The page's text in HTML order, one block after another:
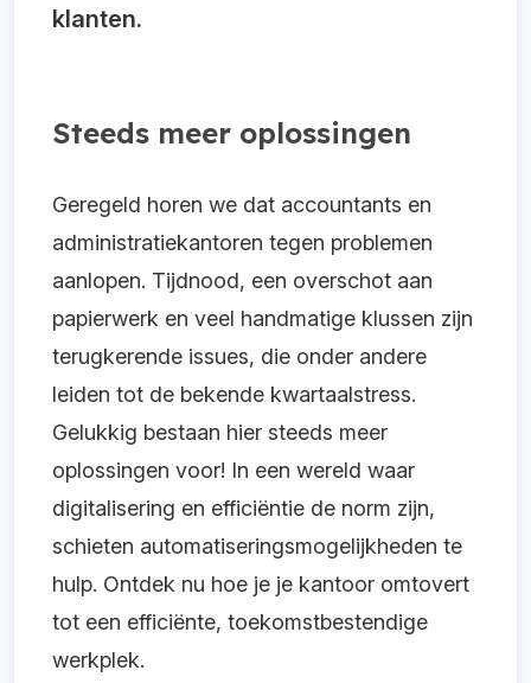
klanten.
Steeds meer oplossingen
Geregeld horen we dat accountants en
administratiekantoren tegen problemen
aanlopen. Tijdnood, een overschot aan
papierwerk en veel handmatige klussen zijn
terugkerende issues, die onder andere
leiden tot de bekende kwartaalstress.
Gelukkig bestaan hier steeds meer
oplossingen voor! In een wereld waar
digitalisering en efficiëntie de norm zijn,
schieten automatiseringsmogelijkheden te
hulp. Ontdek nu hoe je je kantoor omtovert
tot een efficiënte, toekomstbestendige
werkplek.